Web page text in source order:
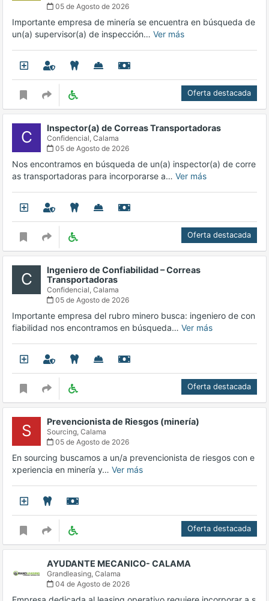
05 de Agosto de 2026
Importante empresa de minería se encuentra en búsqueda de
un(a) supervisor(a) de inspección… Ver más
Oferta destacada
C Inspector(a) de Correas Transportadoras
Confidencial, Calama
05 de Agosto de 2026
Nos encontramos en búsqueda de un(a) inspector(a) de corre
as transportadoras para incorporarse a… Ver más
Oferta destacada
C
Ingeniero de Confiabilidad – Correas
Transportadoras
Confidencial, Calama
05 de Agosto de 2026
Importante empresa del rubro minero busca: ingeniero de con
fiabilidad nos encontramos en búsqueda… Ver más
Oferta destacada
S Prevencionista de Riesgos (minería)
Sourcing, Calama
05 de Agosto de 2026
En sourcing buscamos a un/a prevencionista de riesgos con e
xperiencia en minería y… Ver más
Oferta destacada
AYUDANTE MECANICO- CALAMA
Grandleasing, Calama
04 de Agosto de 2026